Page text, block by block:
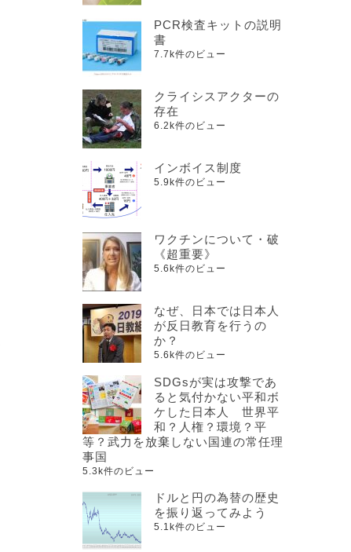
PCR検査キットの説明
書
7.7k件のビュー
クライシスアクターの
存在
6.2k件のビュー
インボイス制度
5.9k件のビュー
ワクチンについて・破
《超重要》
5.6k件のビュー
なぜ、日本では日本人
が反日教育を行うの
か？
5.6k件のビュー
SDGsが実は攻撃であ
ると気付かない平和ボ
ケした日本人 世界平
和？人権？環境？平
等？武力を放棄しない国連の常任理
事国
5.3k件のビュー
ドルと円の為替の歴史
を振り返ってみよう
5.1k件のビュー